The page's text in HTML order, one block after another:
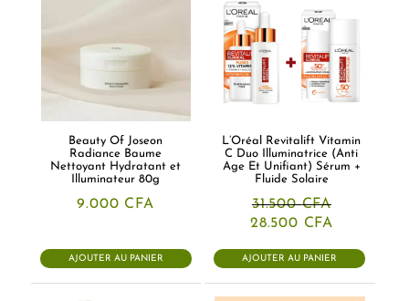
Beauty Of Joseon
Radiance Baume
Nettoyant Hydratant et
Illuminateur 80g
9.000 CFA
AJOUTER AU PANIER
L’Oréal Revitalift Vitamin
C Duo Illuminatrice (Anti
Age Et Unifiant) Sérum +
Fluide Solaire
31.500CFA
Le
initial
était :
28.500 CFA
actuel
est :
AJOUTER AU PANIER